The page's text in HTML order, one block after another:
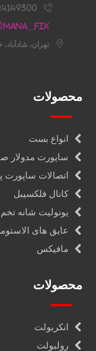
Mana__fix
محصولات
انواع بست
ساپورت مدولار
اتصالات ساپورت
کانال فلکسیبل
یونولیت شانه
عایق های
مافیکس
محصولات
انکربولت
رولبولت